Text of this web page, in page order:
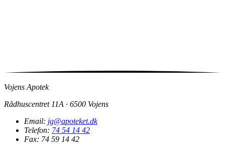
Vojens Apotek
Rådhuscentret 11A · 6500 Vojens
Email: jg@apoteket.dk
Telefon: 74 54 14 42
Fax: 74 59 14 42